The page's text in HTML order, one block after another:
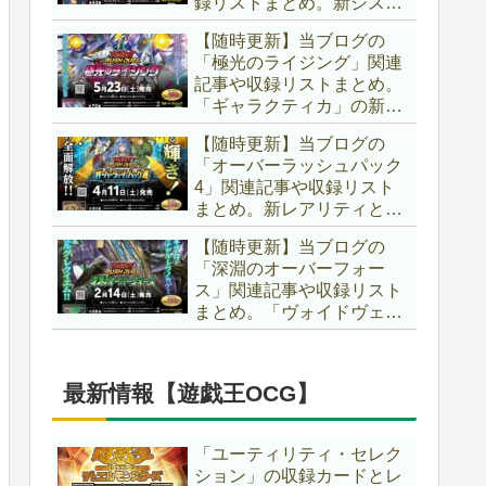
場です！！【遊戯王ラッシ
ュデュエル】
ム「ユニオンフュージョ
ン」の登場により、ようや
く原作さながらの「ＸＹ
Ｚ」が使用可能となりまし
た！！【遊戯王ラッシュデ
ュエル】
【随時更新】当ブログの
「極光のライジング」関連
記事や収録リストまとめ。
「ギャラクティカ」の新た
なフュージョンモンスター
やイラスト違い、「報道」
の強化に加え、幻竜族の新
テーマ「纏竜」も登場で
す！！【遊戯王ラッシュデ
ュエル】
【随時更新】当ブログの
「オーバーラッシュパック
4」関連記事や収録リスト
まとめ。新レアリティとし
てフルオーバーラッシュレ
ア仕様が初登場！！そし
て、OCGの大人気テーマ
「霊使い」も同時に実装さ
れています！！【遊戯王ラ
【随時更新】当ブログの
「深淵のオーバーフォー
ス」関連記事や収録リスト
まとめ。「ヴォイドヴェル
グ」や「夢中」、「ラ
「コスモス姫」などの人気
テーマ強化に加え、「冥
跡」もテーマ化です！！
【遊戯王ラッシュデュエ
ル】
最新情報【遊戯王OCG】
「ユーティリティ・セレク
ション」の収録カードとレ